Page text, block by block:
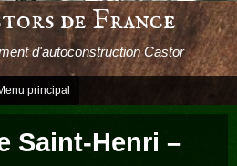
de France
d'autoconstruction Castor
principal
Saint-Henri –